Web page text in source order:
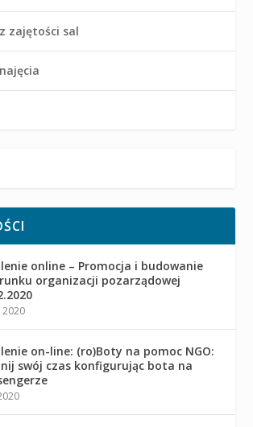
zajętości sal
online – Promocja i budowanie
organizacji pozarządowej
2020
on-line: (ro)Boty na pomoc NGO:
swój czas konfigurując bota na